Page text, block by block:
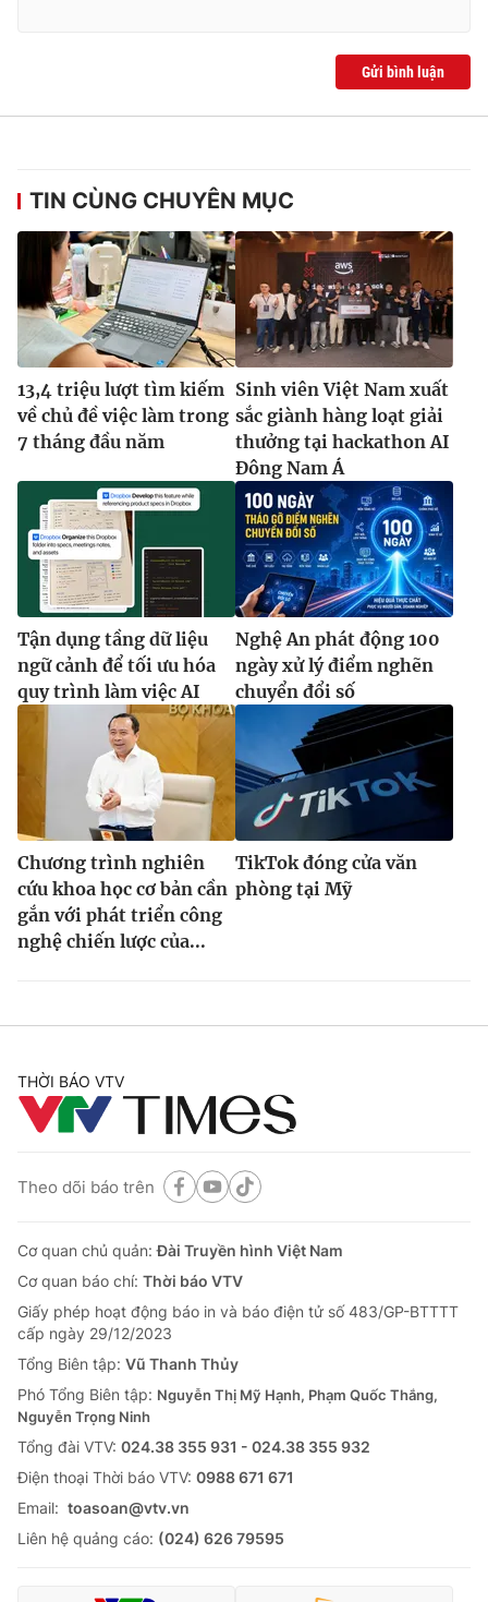
Gửi bình luận
TIN CÙNG CHUYÊN MỤC
13,4 triệu lượt tìm kiếm
về chủ đề việc làm trong
7 tháng đầu năm
Sinh viên Việt Nam xuất
sắc giành hàng loạt giải
thưởng tại hackathon AI
Đông Nam Á
Tận dụng tầng dữ liệu
ngữ cảnh để tối ưu hóa
quy trình làm việc AI
Nghệ An phát động 100
ngày xử lý điểm nghẽn
chuyển đổi số
Chương trình nghiên
cứu khoa học cơ bản cần
gắn với phát triển công
nghệ chiến lược của...
TikTok đóng cửa văn
phòng tại Mỹ
THỜI BÁO VTV
Theo dõi báo trên
Cơ quan chủ quản:Đài Truyền hình Việt Nam
Cơ quan báo chí: Thời báo VTV
Giấy phép hoạt động báo in và báo điện tử số 483/GP-BTTTT
cấp ngày 29/12/2023
Tổng Biên tập: Vũ Thanh Thủy
Phó Tổng Biên tập: Nguyễn Thị Mỹ Hạnh, Phạm Quốc Thắng,
Nguyễn Trọng Ninh
Tổng đài VTV: 024.38 355 931 - 024.38 355 932
Ðiện thoại Thời báo VTV: 0988 671 671
Email: toasoan@vtv.vn
Liên hệ quảng cáo: (024) 626 79595